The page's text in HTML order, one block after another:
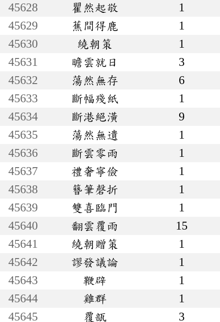
45628
瞿然起敬
1
45629
蕉間得鹿
1
45630
繞朝策
1
45631
瞻雲就日
3
45632
蕩然無存
6
45633
斷幅殘紙
1
45634
斷港絕潢
9
45635
蕩然無遺
1
45636
斷雲零雨
1
45637
禮奢寧儉
1
45638
簪筆磬折
1
45639
雙喜臨門
1
45640
翻雲覆雨
15
45641
繞朝贈策
1
45642
謬發議論
1
45643
鞭辟
1
45644
雞群
1
45645
覆瓿 3